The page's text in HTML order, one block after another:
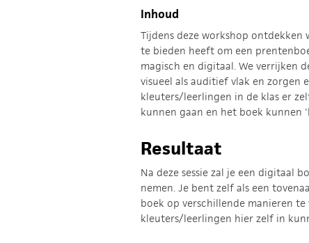
Inhoud
Tijdens deze workshop ontdekken
te bieden heeft om een
magisch en digitaal. We verrijken
visueel als auditief vlak en zorgen
kleuters/leerlingen in de klas er
kunnen gaan en het boek kunnen
Resultaat
Na deze sessie zal je een digitaal
nemen. Je bent zelf als een
boek op verschillende manieren
kleuters/leerlingen hier zelf in